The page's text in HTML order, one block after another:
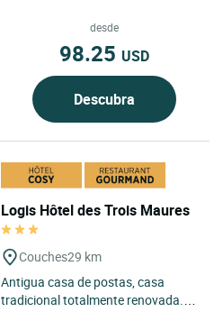
borde de la piscina...
desde
98.25 USD
Descubra
Logis Hôtel des Trois Maures
Couches29 km
Antigua casa de postas, casa
tradicional totalmente renovada.